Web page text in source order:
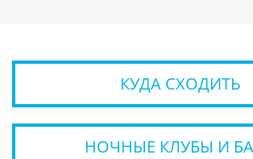
КУДА СХОДИТЬ
НОЧНЫЕ КЛУБЫ И